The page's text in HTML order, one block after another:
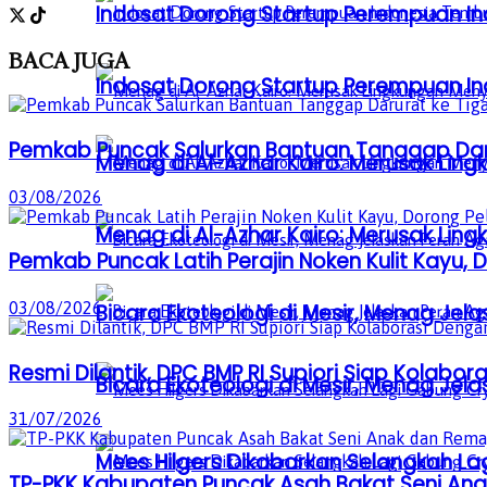
Indosat Dorong Startup Perempuan
Menag di Al-Azhar Kairo: Merusak
Bicara Ekoteologi di Mesir, Menag
Mees Hilgers Dikabarkan Selangkah
Indosat Dorong Startup Perempuan
Menag di Al-Azhar Kairo: Merusak
Bicara Ekoteologi di Mesir, Menag
BACAJUGA
Pemkab Puncak Salurkan Bantuan Tanggap
03/08/2026
Pemkab Puncak Latih Perajin Noken Kulit
03/08/2026
Resmi Dilantik, DPC BMP RI Supiori Siap
31/07/2026